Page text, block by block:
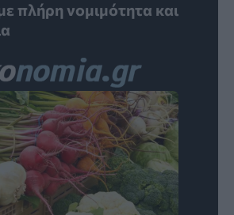
πλήρη νομιμότητα και